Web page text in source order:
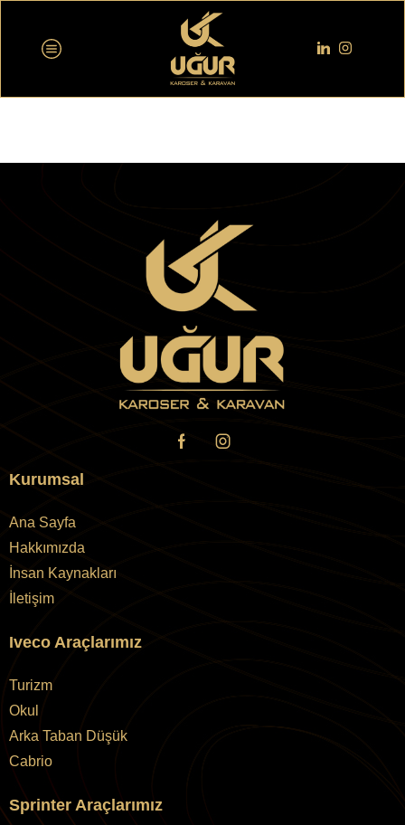
22 Haziran 2022 Posted by vedsadmin
WordPress’e hoş geldiniz. Bu sizin ilk yazınız. Bu yazıyı
düzenleyin ya da silin. Sonra yazmaya başlayın!
Kurumsal
Ana Sayfa
Hakkımızda
İnsan Kaynakları
İletişim
Iveco Araçlarımız
Turizm
Okul
Arka Taban Düşük
Cabrio
Sprinter Araçlarımız